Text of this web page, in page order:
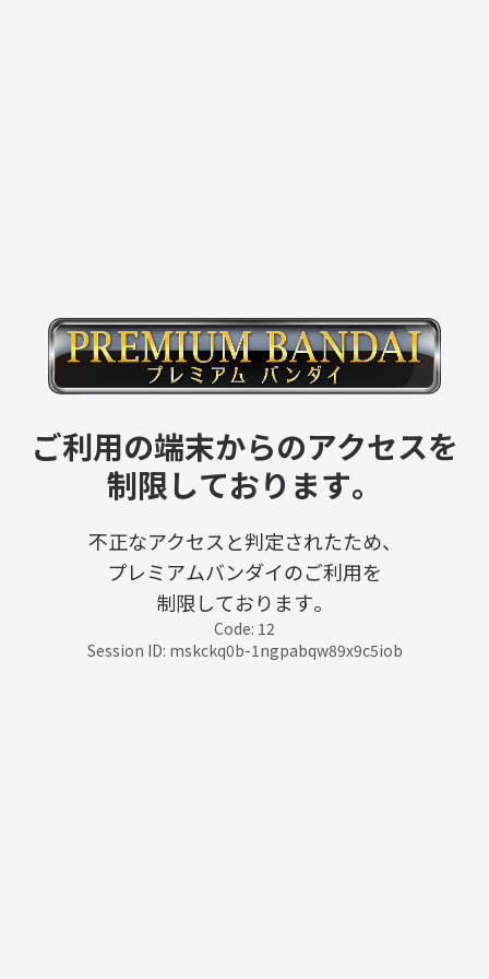
ご利用の端末からのアクセスを
制限しております。
不正なアクセスと判定されたため、
プレミアムバンダイのご利用を
制限しております。
Code: 12
Session ID: mskckq0b-1ngpabqw89x9c5iob